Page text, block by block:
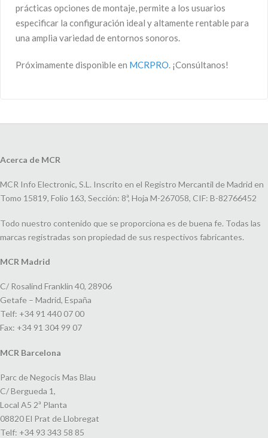
prácticas opciones de montaje, permite a los usuarios
especificar la configuración ideal y altamente rentable para
una amplia variedad de entornos sonoros.
Próximamente disponible en MCRPRO. ¡Consúltanos!
Acerca de MCR
MCR Info Electronic, S.L. Inscrito en el Registro Mercantil de Madrid en
Tomo 15819, Folio 163, Sección: 8ª, Hoja M-267058, CIF: B-82766452
Todo nuestro contenido que se proporciona es de buena fe. Todas las
marcas registradas son propiedad de sus respectivos fabricantes.
MCR Madrid
C/ Rosalind Franklin 40, 28906
Getafe – Madrid, España
Telf: +34 91 440 07 00
Fax: +34 91 304 99 07
MCR Barcelona
Parc de Negocis Mas Blau
C/ Bergueda 1,
Local A5 2ª Planta
08820 El Prat de Llobregat
Telf: +34 93 343 58 85